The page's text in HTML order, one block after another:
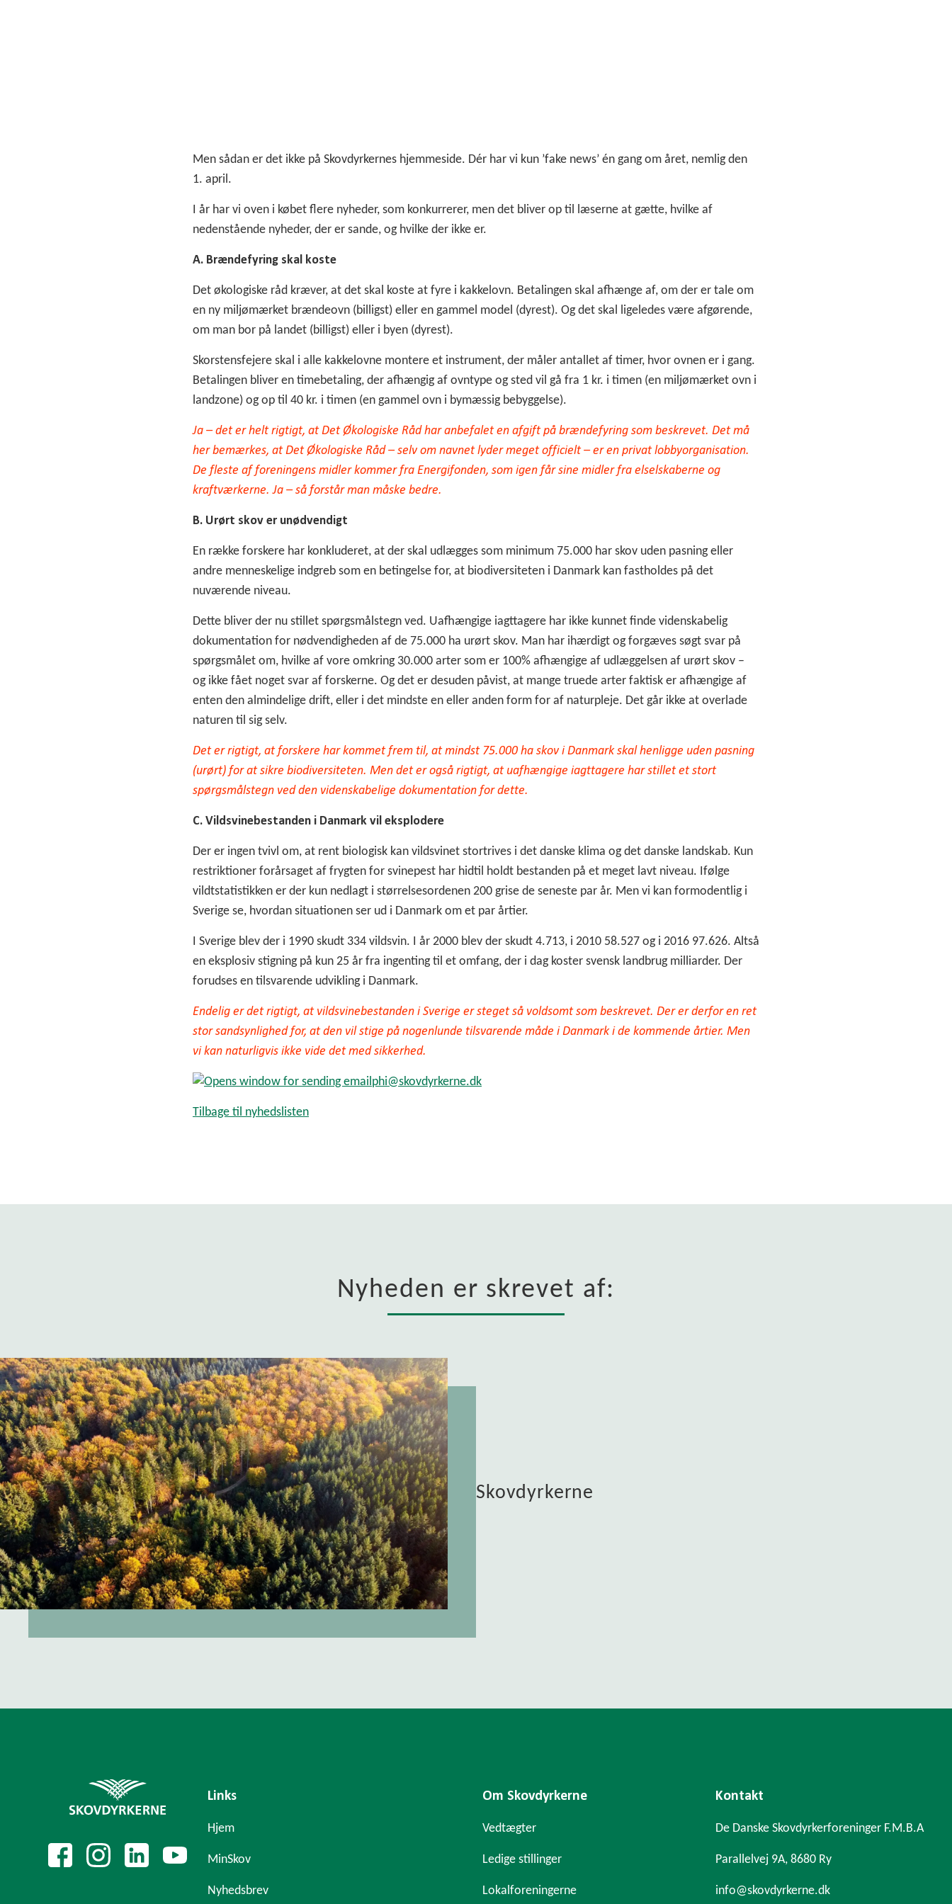
Men sådan er det ikke på Skovdyrkernes hjemmeside. Dér har vi kun ’fake news’ én gang om året, nemlig den
1. april.
I år har vi oven i købet flere nyheder, som konkurrerer, men det bliver op til læserne at gætte, hvilke af
nedenstående nyheder, der er sande, og hvilke der ikke er.
A. Brændefyring skal koste
Det økologiske råd kræver, at det skal koste at fyre i kakkelovn. Betalingen skal afhænge af, om der er tale om
en ny miljømærket brændeovn (billigst) eller en gammel model (dyrest). Og det skal ligeledes være afgørende,
om man bor på landet (billigst) eller i byen (dyrest).
Skorstensfejere skal i alle kakkelovne montere et instrument, der måler antallet af timer, hvor ovnen er i gang.
Betalingen bliver en timebetaling, der afhængig af ovntype og sted vil gå fra 1 kr. i timen (en miljømærket ovn i
landzone) og op til 40 kr. i timen (en gammel ovn i bymæssig bebyggelse).
Ja – det er helt rigtigt, at Det Økologiske Råd har anbefalet en afgift på brændefyring som beskrevet. Det må
her bemærkes, at Det Økologiske Råd – selv om navnet lyder meget officielt – er en privat lobbyorganisation.
De fleste af foreningens midler kommer fra Energifonden, som igen får sine midler fra elselskaberne og
kraftværkerne. Ja – så forstår man måske bedre.
B. Urørt skov er unødvendigt
En række forskere har konkluderet, at der skal udlægges som minimum 75.000 har skov uden pasning eller
andre menneskelige indgreb som en betingelse for, at biodiversiteten i Danmark kan fastholdes på det
nuværende niveau.
Dette bliver der nu stillet spørgsmålstegn ved. Uafhængige iagttagere har ikke kunnet finde videnskabelig
dokumentation for nødvendigheden af de 75.000 ha urørt skov. Man har ihærdigt og forgæves søgt svar på
spørgsmålet om, hvilke af vore omkring 30.000 arter som er 100% afhængige af udlæggelsen af urørt skov –
og ikke fået noget svar af forskerne. Og det er desuden påvist, at mange truede arter faktisk er afhængige af
enten den almindelige drift, eller i det mindste en eller anden form for af naturpleje. Det går ikke at overlade
naturen til sig selv.
Det er rigtigt, at forskere har kommet frem til, at mindst 75.000 ha skov i Danmark skal henligge uden pasning
(urørt) for at sikre biodiversiteten. Men det er også rigtigt, at uafhængige iagttagere har stillet et stort
spørgsmålstegn ved den videnskabelige dokumentation for dette.
C. Vildsvinebestanden i Danmark vil eksplodere
Der er ingen tvivl om, at rent biologisk kan vildsvinet stortrives i det danske klima og det danske landskab. Kun
restriktioner forårsaget af frygten for svinepest har hidtil holdt bestanden på et meget lavt niveau. Ifølge
vildtstatistikken er der kun nedlagt i størrelsesordenen 200 grise de seneste par år. Men vi kan formodentlig i
Sverige se, hvordan situationen ser ud i Danmark om et par årtier.
I Sverige blev der i 1990 skudt 334 vildsvin. I år 2000 blev der skudt 4.713, i 2010 58.527 og i 2016 97.626. Altså
en eksplosiv stigning på kun 25 år fra ingenting til et omfang, der i dag koster svensk landbrug milliarder. Der
forudses en tilsvarende udvikling i Danmark.
Endelig er det rigtigt, at vildsvinebestanden i Sverige er steget så voldsomt som beskrevet. Der er derfor en ret
stor sandsynlighed for, at den vil stige på nogenlunde tilsvarende måde i Danmark i de kommende årtier. Men
vi kan naturligvis ikke vide det med sikkerhed.
phi@skovdyrkerne.dk
Tilbage til nyhedslisten
Nyheden er skrevet af:
Skovdyrkerne
Links
Hjem
MinSkov
Nyhedsbrev
Om Skovdyrkerne
Vedtægter
Ledige stillinger
Lokalforeningerne
Kontakt
De Danske Skovdyrkerforeninger F.M.B.A
Parallelvej 9A, 8680 Ry
info@skovdyrkerne.dk